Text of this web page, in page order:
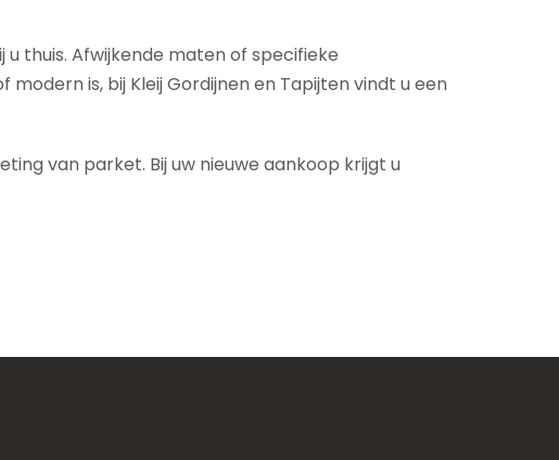
thuis. Afwijkende maten of specifieke
is, bij Kleij Gordijnen en Tapijten vindt u een
van parket. Bij uw nieuwe aankoop krijgt u